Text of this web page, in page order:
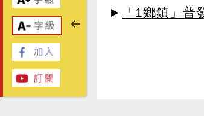
►
「1鄉鎮」